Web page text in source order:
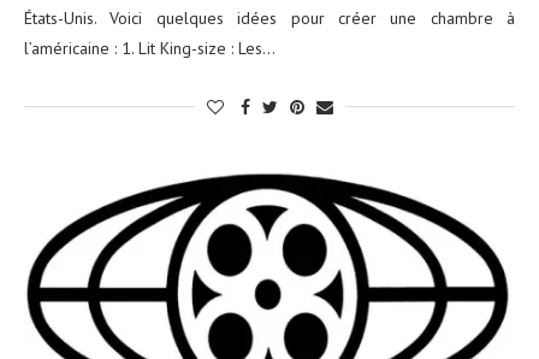
États-Unis. Voici quelques idées pour créer une chambre à
l’américaine : 1. Lit King-size : Les…